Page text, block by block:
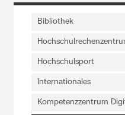
Bibliothek
Hochschulsport
Internationales
Kompetenzzentrum